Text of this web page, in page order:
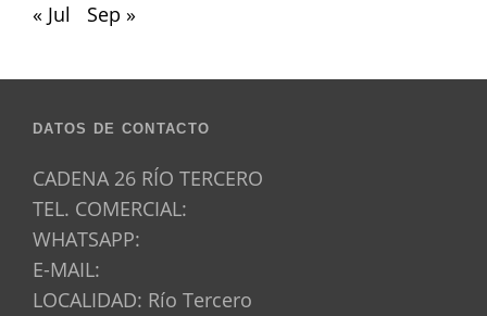
« Jul
Sep »
DATOS DE CONTACTO
CADENA 26 RÍO TERCERO
TEL. COMERCIAL:
WHATSAPP:
E-MAIL:
LOCALIDAD: Río Tercero